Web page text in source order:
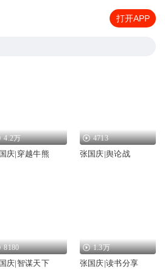
打开APP
4.2万
庆|穿越牛熊
4713
张国庆|舆论战
8180
庆|智谋天下
1.3万
张国庆|读书分享